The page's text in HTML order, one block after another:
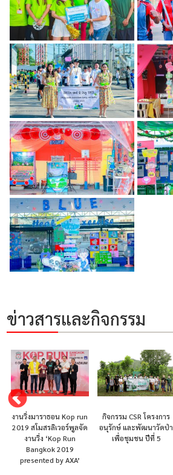
ข่าวสารและกิจกรรม
งานวิ่งมาราธอน Kop run
2019 สโมสรลิเวอร์พูลจัด
งานวิ่ง ‘Kop Run
Bangkok 2019
presented by AXA’
กิจกรรม CSR โครงการ
อนุรักษ์ และพัฒนาวัดป่า
เพื่อชุมชน ปีที่ 5